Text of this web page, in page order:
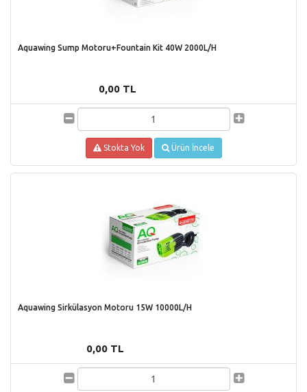
Aquawing Sump Motoru+Fountain Kit 40W 2000L/H
0,00 TL
Stokta Yok Ürün İncele
Aquawing Sirkülasyon Motoru 15W 10000L/H
0,00 TL